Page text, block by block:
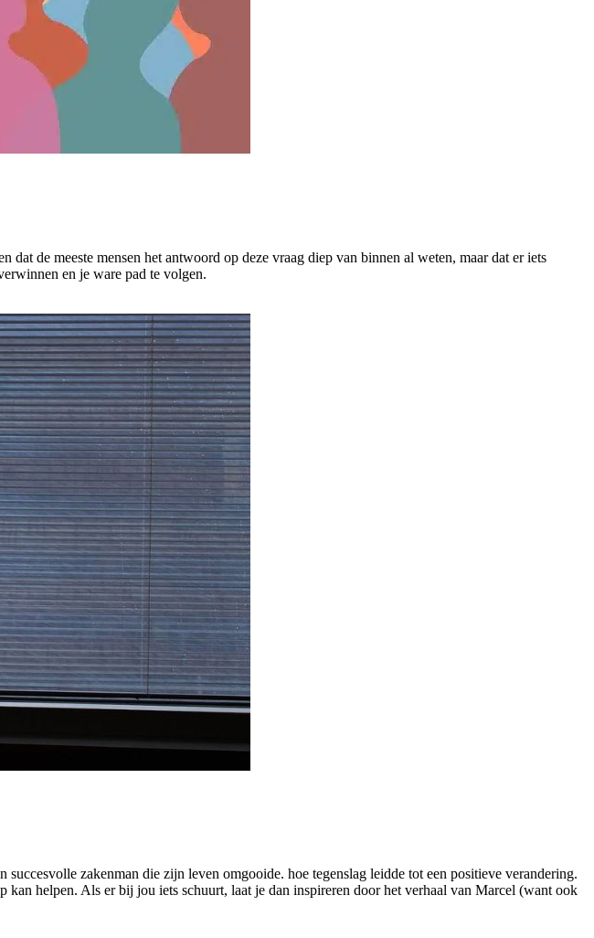
de meeste mensen het antwoord op deze vraag diep van binnen al weten, maar dat er iets
en je ware pad te volgen.
zakenman die zijn leven omgooide. hoe tegenslag leidde tot een positieve verandering.
helpen. Als er bij jou iets schuurt, laat je dan inspireren door het verhaal van Marcel (want ook